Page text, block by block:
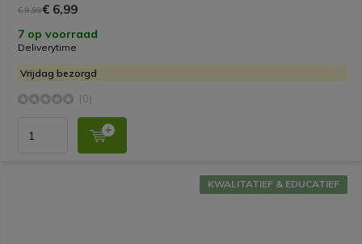
€ 9,99€ 6,99
7 op voorraad
Deliverytime
Vrijdag bezorgd
(0)
KWALITATIEF & EDUCATIEF